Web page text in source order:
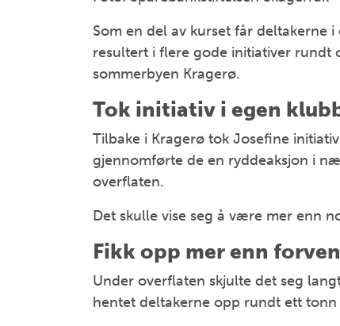
Som en del av kurset får deltakerne
resultert i flere gode initiativer rundt
sommerbyen Kragerø.
Tok initiativ i egen
Tilbake i Kragerø tok Josefine
gjennomførte de en ryddeaksjon i
overflaten.
Det skulle vise seg å være mer enn
Fikk opp mer enn
Under overflaten skjulte det seg
hentet deltakerne opp rundt ett